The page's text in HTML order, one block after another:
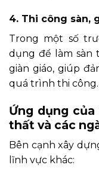
4. Thi công sàn,
Trong một số
dụng để làm sàn
giàn giáo, giúp
quá trình thi công.
Ứng dụng
thất và các
Bên cạnh xây
lĩnh vực khác: